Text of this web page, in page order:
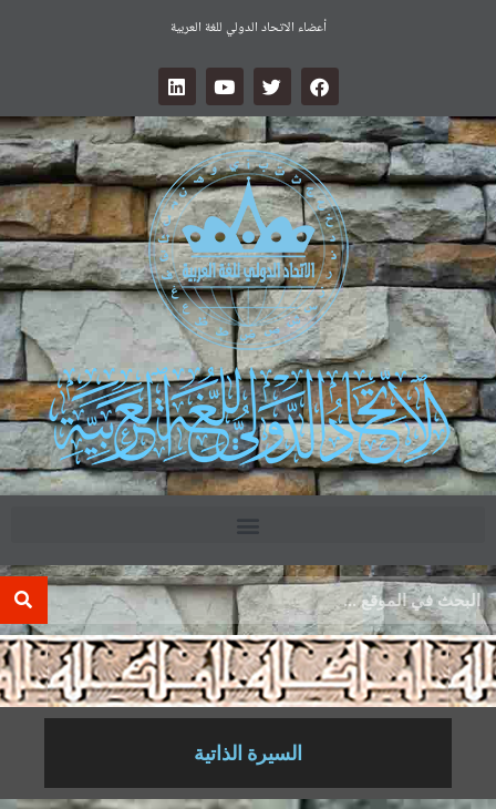
أعضاء الاتحاد الدولي للغة العربية
.
السيرة الذاتية